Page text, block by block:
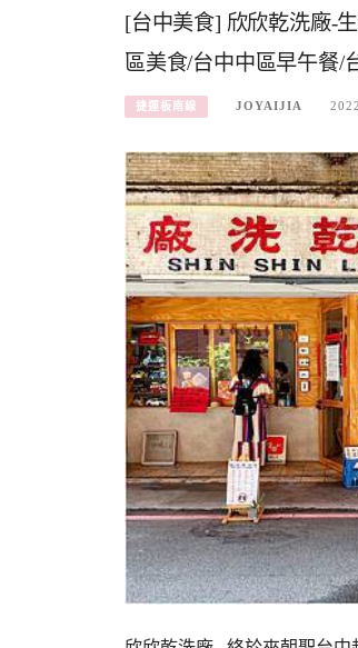
[台中美食] 欣欣乾洗廠-
區美食/台中中區早午餐/
捷運板南線 JOYAIJIA